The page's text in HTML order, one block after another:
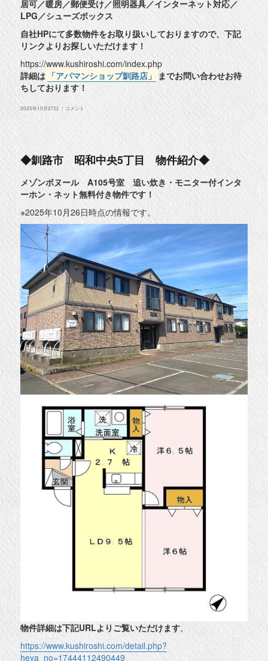
居可／暖房／郵便受け／照明器具／インターネット対応／
LPG／シューズボックス
自社HPにて多数物件をお取り扱いしておりますので、下記
リンクよりお探しいただけます！
https://www.kushiroshi.com/index.php
詳細は 「アパマンショップ釧路店」 までお問い合わせお待
ちしております！
投
2025年10月27日
◆
件
紹
介
◆
に
コメント
◆釧路市 昭和中央5丁目 物件紹介◆
メゾンボヌール A105号室 追い炊き・モニター付インタ
ーホン・ネット無料付き物件です！
※2025年10月26日時点の情報です。
物件詳細は下記URLよりご覧いただけます。
https://www.kushiroshi.com/detail.php?
heya_no=17444112490449